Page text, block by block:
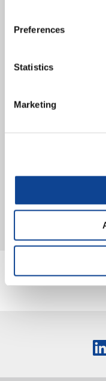
Preferences
Statistics
Marketing
Pubblicato
Il rapporto è stato
New Humanity 2020,